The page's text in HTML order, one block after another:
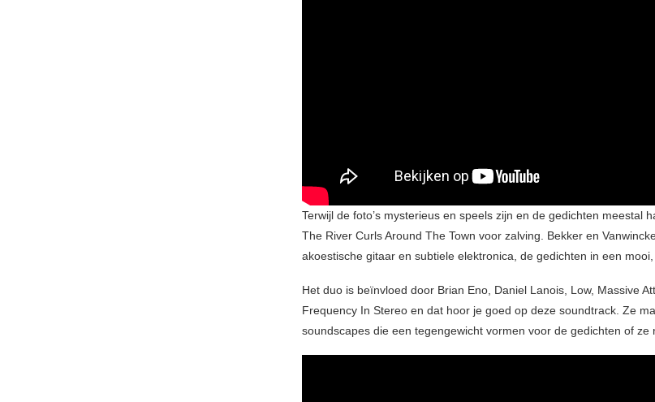
Terwijl de foto’s mysterieus en speels zijn en de gedichten meestal
The River Curls Around The Town voor zalving. Bekker en
akoestische gitaar en subtiele elektronica, de gedichten in een mooi,
Het duo is beïnvloed door Brian Eno, Daniel Lanois, Low, Massive
Frequency In Stereo en dat hoor je goed op deze soundtrack. Ze
soundscapes die een tegengewicht vormen voor de gedichten of ze